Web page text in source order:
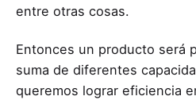
entre otras cosas.
Entonces un producto será
suma de diferentes
queremos lograr eficiencia